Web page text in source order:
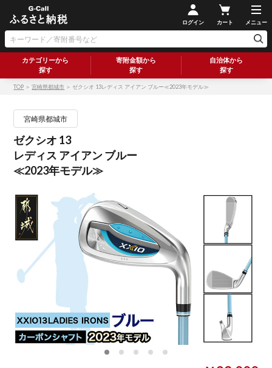
ログイン カート メニュー
カテゴリーから
探す
寄附金額から
探す
自治体から
探す
TOP ＞宮崎県都城市 ＞ ゼクシオ 13レディス アイアン ブルー≪2023年モデル≫
宮崎県都城市
ゼクシオ 13
レディス アイアン ブルー
≪2023年モデル≫